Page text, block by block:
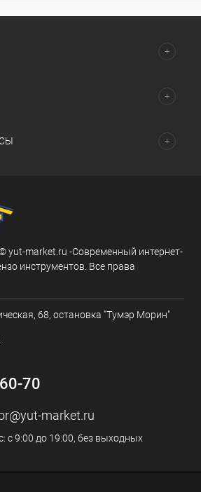
yut-market.ru -Современный интернет-
инструментов. Все права
68, остановка "Тумэр Морин"
70
market.ru
с 9:00 до 19:00, без выходных